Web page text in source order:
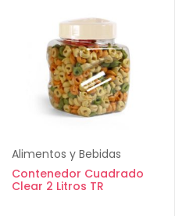
Alimentos y Bebidas
Contenedor Cuadrado
Clear 2 Litros TR